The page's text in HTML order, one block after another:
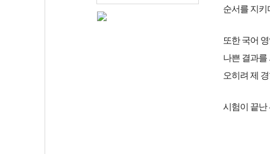
순서를 지키
또한 국어
나쁜 결과
오히려 제
시험이 끝난